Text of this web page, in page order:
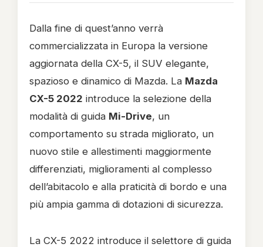
Dalla fine di quest’anno verrà
commercializzata in Europa la versione
aggiornata della CX-5, il SUV elegante,
spazioso e dinamico di Mazda. La Mazda
CX-5 2022 introduce la selezione della
modalità di guida Mi-Drive, un
comportamento su strada migliorato, un
nuovo stile e allestimenti maggiormente
differenziati, miglioramenti al complesso
dell’abitacolo e alla praticità di bordo e una
più ampia gamma di dotazioni di sicurezza.
La CX-5 2022 introduce il selettore di guida